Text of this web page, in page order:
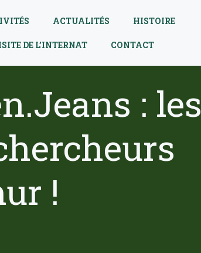
ACTUALITÉS HISTOIRE
DE L’INTERNAT CONTACT
: les
!